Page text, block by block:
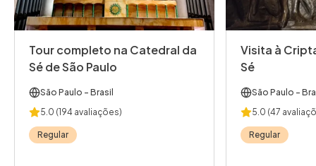
Tour completo na Catedral da
Sé de São Paulo
São Paulo - Brasil
5.0 (194 avaliações)
Regular
Visita à
Sé
São Paulo -
5.0 (47
Regular